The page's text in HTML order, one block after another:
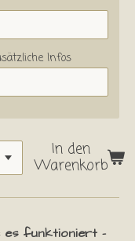
Infos
In den
Warenkorb
es funktioniert –